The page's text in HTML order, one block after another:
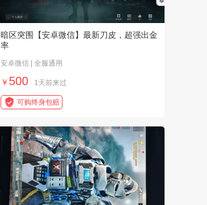
【逆战：未来】用户179*****c
获赔金额：
2026-07-25
【青云诀之伏魔】用户983*****7
获赔金额：2000.00
【英雄联盟】用户408*****2
获赔金额：1520.00
【永劫无间手游】用户390*****2
获赔金额：410.00 元 2026-07-17
【永劫无间（pc版）】用户046*****c
获赔金额：120.00 元 2026-07-16
暗区突围【安卓微信】最新刀皮，超强出金
率
安卓微信 | 全服通用
￥ 500 1天前来过
可购终身包赔